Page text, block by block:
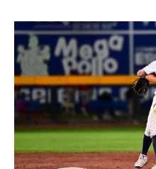
a pisar el plato hasta la